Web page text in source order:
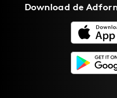
Download de